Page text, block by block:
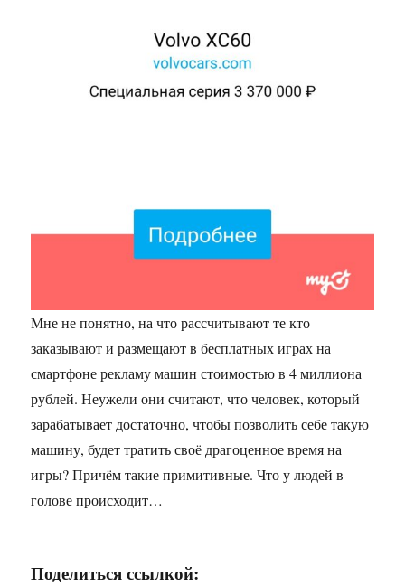
Мне не понятно, на что рассчитывают те кто
заказывают и размещают в бесплатных играх на
смартфоне рекламу машин стоимостью в 4 миллиона
рублей. Неужели они считают, что человек, который
зарабатывает достаточно, чтобы позволить себе такую
машину, будет тратить своё драгоценное время на
игры? Причём такие примитивные. Что у людей в
голове происходит…
Поделиться ссылкой: